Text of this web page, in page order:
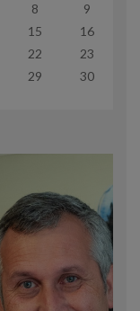
8
9
15
16
22
23
29
30